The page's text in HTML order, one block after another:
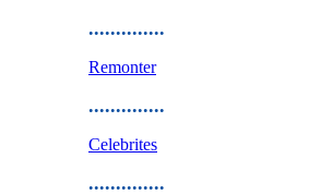
..............
Remonter
..............
Celebrites
..............